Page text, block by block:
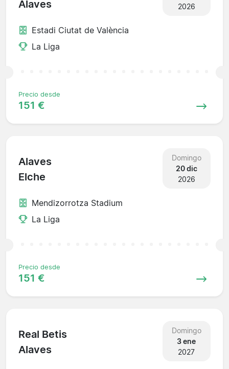
Alaves
2026
Estadi Ciutat de València
La Liga
Precio desde
151 €
Alaves
Elche
Domingo
20 dic
2026
Mendizorrotza Stadium
La Liga
Precio desde
151 €
Real Betis
Alaves
Domingo
3 ene
2027